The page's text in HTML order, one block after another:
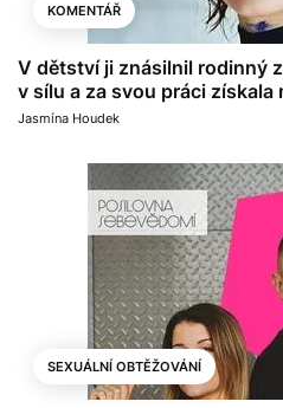
KOMENTÁŘ
V dětství ji znásilnil rodinný
v sílu a za svou práci získala
Jasmína Houdek
SEXUÁLNÍ OBTĚŽOVÁNÍ